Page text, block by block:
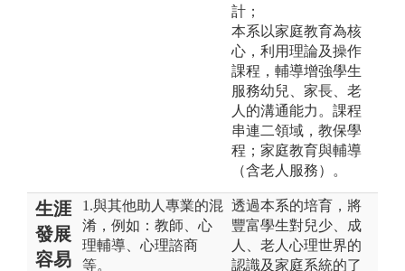
計；
本系以家庭教育為核
心，利用理論及操作
課程，輔導增強學生
服務幼兒、家長、老
人的溝通能力。課程
串連二領域，教保學
程；家庭教育與輔導
（含老人服務）。
生涯
發展
容易
1.與其他助人專業的混
淆，例如：教師、心
理輔導、心理諮商
等。
透過本系的培育，將
豐富學生對兒少、成
人、老人心理世界的
認識及家庭系統的了